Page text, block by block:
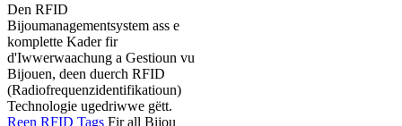
Den RFID
Bijoumanagementsystem ass e
komplette Kader fir
d'Iwwerwaachung a Gestioun vu
Bijouen, deen duerch RFID
(Radiofrequenzidentifikatioun)
Technologie ugedriwwe gëtt.
Reen RFID Tags Fir all Bijou